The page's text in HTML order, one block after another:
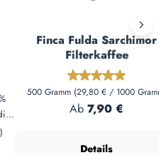
Bewertung von 5 von 5
Finca Fulda Sarchimor
Filterkaffee
500 Gramm (29,80 € / 1000
Regulärer Preis:
Ab 7,90 €
Details